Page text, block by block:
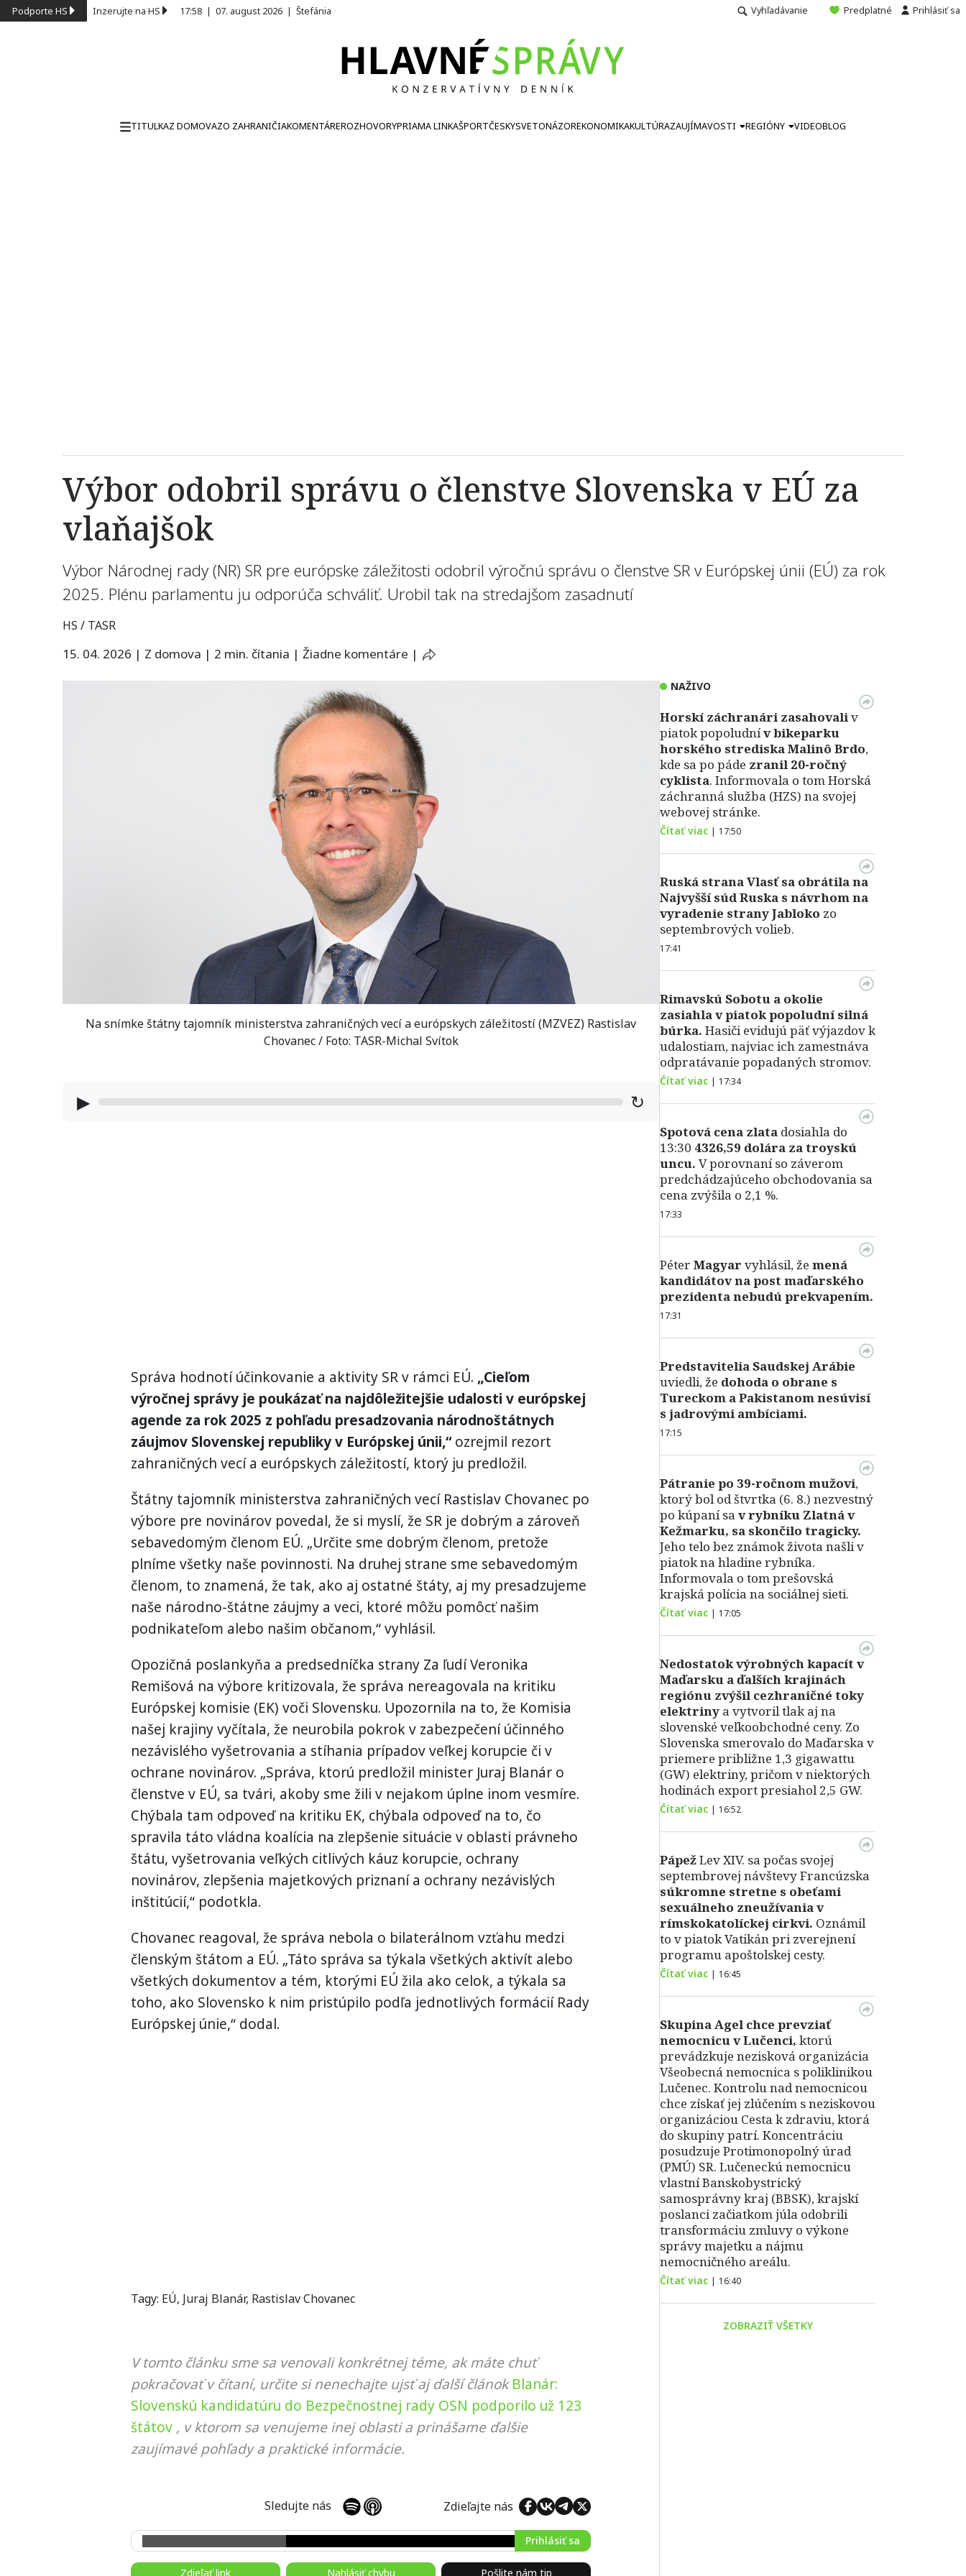
Podporte HS Inzerujte na HS 17:58 | 07. august 2026 | Štefánia Vyhľadávanie Predplatné Prihlásiť sa
TITULKAZ DOMOVAZO ZAHRANIČIAKOMENTÁREROZHOVORYPRIAMA LINKAŠPORTČESKYSVETONÁZOREKONOMIKAKULTÚRAZAUJÍMAVOSTI REGIÓNY VIDEOBLOG
Výbor odobril správu o členstve Slovenska v EÚ za
vlaňajšok
Výbor Národnej rady (NR) SR pre európske záležitosti odobril výročnú správu o členstve SR v Európskej únii (EÚ) za rok
2025. Plénu parlamentu ju odporúča schváliť. Urobil tak na stredajšom zasadnutí
HS / TASR
15. 04. 2026 | Z domova | 2 min. čítania | Žiadne komentáre |
Na snímke štátny tajomník ministerstva zahraničných vecí a európskych záležitostí (MZVEZ) Rastislav
Chovanec / Foto: TASR-Michal Svítok
▶ ↻
Správa hodnotí účinkovanie a aktivity SR v rámci EÚ. „Cieľom
výročnej správy je poukázať na najdôležitejšie udalosti v európskej
agende za rok 2025 z pohľadu presadzovania národnoštátnych
záujmov Slovenskej republiky v Európskej únii,“ozrejmil rezort
zahraničných vecí a európskych záležitostí, ktorý ju predložil.
Štátny tajomník ministerstva zahraničných vecí Rastislav Chovanec po
výbore pre novinárov povedal, že si myslí, že SR je dobrým a zároveň
sebavedomým členom EÚ. „Určite sme dobrým členom, pretože
plníme všetky naše povinnosti. Na druhej strane sme sebavedomým
členom, to znamená, že tak, ako aj ostatné štáty, aj my presadzujeme
naše národno-štátne záujmy a veci, ktoré môžu pomôcť našim
podnikateľom alebo našim občanom,“ vyhlásil.
Opozičná poslankyňa a predsedníčka strany Za ľudí Veronika
Remišová na výbore kritizovala, že správa nereagovala na kritiku
Európskej komisie (EK) voči Slovensku. Upozornila na to, že Komisia
našej krajiny vyčítala, že neurobila pokrok v zabezpečení účinného
nezávislého vyšetrovania a stíhania prípadov veľkej korupcie či v
ochrane novinárov. „Správa, ktorú predložil minister Juraj Blanár o
členstve v EÚ, sa tvári, akoby sme žili v nejakom úplne inom vesmíre.
Chýbala tam odpoveď na kritiku EK, chýbala odpoveď na to, čo
spravila táto vládna koalícia na zlepšenie situácie v oblasti právneho
štátu, vyšetrovania veľkých citlivých káuz korupcie, ochrany
novinárov, zlepšenia majetkových priznaní a ochrany nezávislých
inštitúcií,“ podotkla.
Chovanec reagoval, že správa nebola o bilaterálnom vzťahu medzi
členským štátom a EÚ. „Táto správa sa týkala všetkých aktivít alebo
všetkých dokumentov a tém, ktorými EÚ žila ako celok, a týkala sa
toho, ako Slovensko k nim pristúpilo podľa jednotlivých formácií Rady
Európskej únie,“ dodal.
Tagy: EÚ, Juraj Blanár, Rastislav Chovanec
V tomto článku sme sa venovali konkrétnej téme, ak máte chuť
pokračovať v čítaní, určite si nenechajte ujsť aj ďalší článok Blanár:
Slovenskú kandidatúru do Bezpečnostnej rady OSN podporilo už 123
štátov , v ktorom sa venujeme inej oblasti a prinášame ďalšie
zaujímavé pohľady a praktické informácie.
Sledujte nás Zdieľajte nás
Prihlásiť sa
Zdieľať link Nahlásiť chybu Pošlite nám tip
NAŽIVO
Horskí záchranári zasahovaliv
piatok popoludnív bikeparku
horského strediska Malinô Brdo,
kde sa po páde zranil 20-ročný
cyklista. Informovala o tom Horská
záchranná služba (HZS) na svojej
webovej stránke.
Čítať viac | 17:50
Ruská strana Vlasť sa obrátila na
Najvyšší súd Ruska s návrhom na
vyradenie strany Jabloko zo
septembrových volieb.
17:41
Rimavskú Sobotu a okolie
zasiahla v piatok popoludní silná
búrka. Hasiči evidujú päť výjazdov k
udalostiam, najviac ich zamestnáva
odpratávanie popadaných stromov.
Čítať viac | 17:34
Spotová cena zlata dosiahla do
13:30 4326,59 dolára za troyskú
uncu. V porovnaní so záverom
predchádzajúceho obchodovania sa
cena zvýšila o 2,1 %.
17:33
Péter Magyar vyhlásil, že mená
kandidátov na post maďarského
prezidenta nebudú prekvapením.
17:31
Predstavitelia Saudskej Arábie
uviedli, že dohoda o obrane s
Tureckom a Pakistanom nesúvisí
s jadrovými ambíciami.
17:15
Pátranie po 39-ročnom mužovi,
ktorý bol od štvrtka (6. 8.) nezvestný
po kúpaní sa v rybníku Zlatná v
Kežmarku, sa skončilo tragicky.
Jeho telo bez známok života našli v
piatok na hladine rybníka.
Informovala o tom prešovská
krajská polícia na sociálnej sieti.
Čítať viac | 17:05
Nedostatok výrobných kapacít v
Maďarsku a ďalších krajinách
regiónu zvýšil cezhraničné toky
elektriny a vytvoril tlak aj na
slovenské veľkoobchodné ceny. Zo
Slovenska smerovalo do Maďarska v
priemere približne 1,3 gigawattu
(GW) elektriny, pričom v niektorých
hodinách export presiahol 2,5 GW.
Čítať viac | 16:52
PápežLev XIV. sa počas svojej
septembrovej návštevy Francúzska
súkromne stretne s obeťami
sexuálneho zneužívania v
rímskokatolíckej cirkvi. Oznámil
to v piatok Vatikán pri zverejnení
programu apoštolskej cesty.
Čítať viac | 16:45
Skupina Agel chce prevziať
nemocnicu v Lučenci, ktorú
prevádzkuje nezisková organizácia
Všeobecná nemocnica s poliklinikou
Lučenec. Kontrolu nad nemocnicou
chce získať jej zlúčením s neziskovou
organizáciou Cesta k zdraviu, ktorá
do skupiny patrí. Koncentráciu
posudzuje Protimonopolný úrad
(PMÚ) SR. Lučeneckú nemocnicu
vlastní Banskobystrický
samosprávny kraj (BBSK), krajskí
poslanci začiatkom júla odobrili
transformáciu zmluvy o výkone
správy majetku a nájmu
nemocničného areálu.
Čítať viac | 16:40
ZOBRAZIŤ VŠETKY